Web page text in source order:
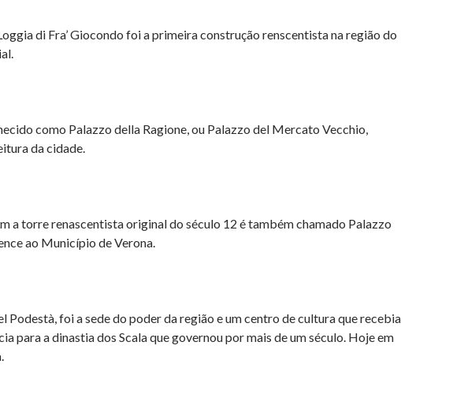
di Fra’ Giocondo foi a primeira construção renscentista na região do
como Palazzo della Ragione, ou Palazzo del Mercato Vecchio,
da cidade.
a torre renascentista original do século 12 é também chamado Palazzo
ao Município de Verona.
Podestà, foi a sede do poder da região e um centro de cultura que recebia
para a dinastia dos Scala que governou por mais de um século. Hoje em